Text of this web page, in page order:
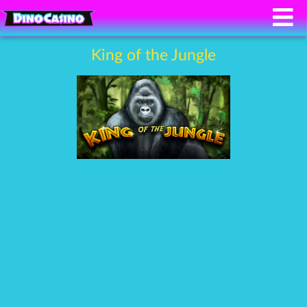
King of the Jungle